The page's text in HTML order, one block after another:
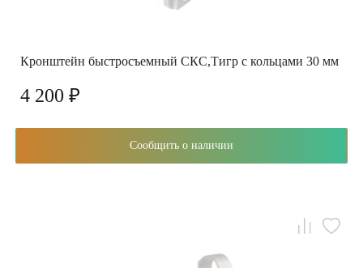
Кронштейн быстросъемный СКС,Тигр с кольцами 30 мм
4 200 ₽
Сообщить о наличии